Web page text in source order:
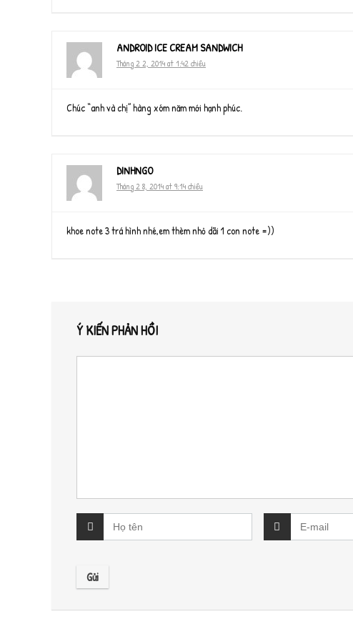
ANDROID ICE CREAM SANDWICH
Tháng 2 2, 2014 at 1:42 chiều
Chúc “anh và chị” hàng xóm năm mới hạnh phúc.
DINHNGO
Tháng 2 8, 2014 at 9:14 chiều
khoe note 3 trá hình nhé,em thèm nhỏ dãi 1 con note =))
Ý KIẾN PHẢN HỒI